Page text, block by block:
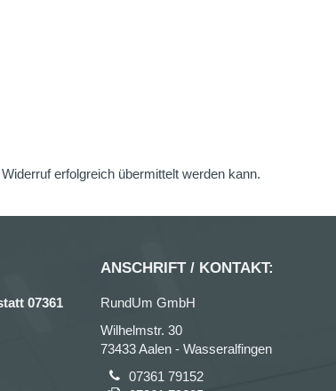
erfolgreich übermittelt werden kann.
07361
ANSCHRIFT / KONTAKT:
RundUm GmbH
Wilhelmstr. 30
73433 Aalen - Wasseralfingen
07361 79152